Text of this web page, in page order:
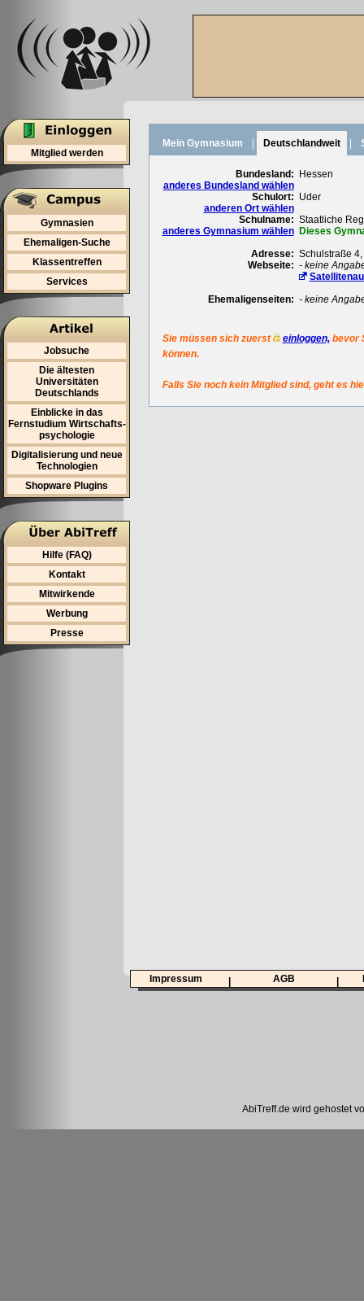
Mitglied werden
Gymnasien
Ehemaligen-Suche
Klassentreffen
Services
Jobsuche
Die ältesten
Universitäten
Deutschlands
Einblicke in das
Fernstudium Wirtschafts-
psychologie
Digitalisierung und neue
Technologien
Shopware Plugins
Hilfe (FAQ)
Kontakt
Mitwirkende
Werbung
Presse
Mein Gymnasium Deutschlandweit
Bundesland:
anderes Bundesland wählen
Hessen
Schulort:
anderen Ort wählen
Uder
Schulname:
anderes Gymnasium wählen
Staatliche
Dieses
Adresse: Schulstraße
Webseite: - keine
Ehemaligenseiten: - keine
Sie müssen sich zuerst einloggen,bevor
können.
Falls Sie noch kein Mitglied sind, geht es
Impressum AGB
AbiTreff.de wird gehostet